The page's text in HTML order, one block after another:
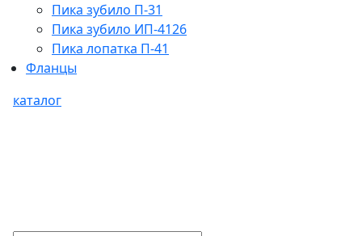
Пика зубило П-31
Пика зубило ИП-4126
Пика лопатка П-41
Фланцы
каталог